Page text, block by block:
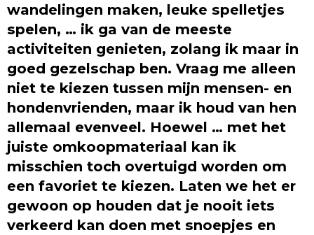
wandelingen maken, leuke spelletjes
spelen, … ik ga van de meeste
activiteiten genieten, zolang ik maar in
goed gezelschap ben. Vraag me alleen
niet te kiezen tussen mijn mensen- en
hondenvrienden, maar ik houd van hen
allemaal evenveel. Hoewel … met het
juiste omkoopmateriaal kan ik
misschien toch overtuigd worden om
een favoriet te kiezen. Laten we het er
gewoon op houden dat je nooit iets
verkeerd kan doen met snoepjes en